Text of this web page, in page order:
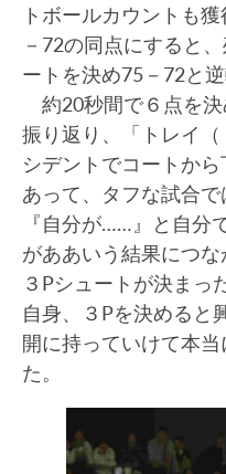
トボールカウントも
－72の同点にすると
ートを決め75－72と逆
約20秒間で６点を決
振り返り、「トレイ
シデントでコートか
あって、タフな試合
『自分が……』と自分
がああいう結果につな
３Pシュートが決まっ
自身、３Pを決めると
開に持っていけて本
た。